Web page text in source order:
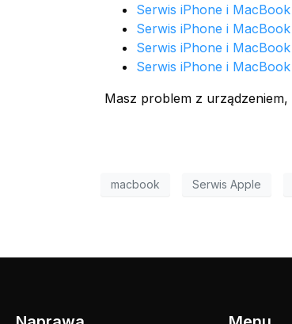
Serwis iPhone i
Serwis iPhone i
Serwis iPhone i
Serwis iPhone i
Masz problem z
macbook Serwis Apple